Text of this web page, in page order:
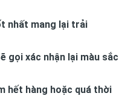
nhất mang lại trải
gọi xác nhận lại màu sắc
hết hàng hoặc quá thời